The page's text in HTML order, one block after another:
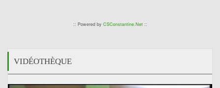
:: Powered by CSConstantine.Net::
VIDÉOTHÈQUE